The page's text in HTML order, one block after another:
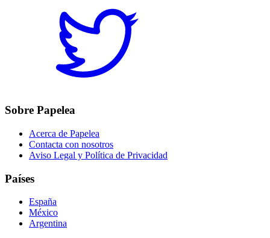
Sobre Papelea
Acerca de Papelea
Contacta con nosotros
Aviso Legal y Política de Privacidad
Países
España
México
Argentina